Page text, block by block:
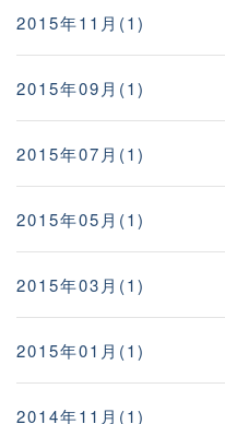
2015年11月(1)
2015年09月(1)
2015年07月(1)
2015年05月(1)
2015年03月(1)
2015年01月(1)
2014年11月(1)